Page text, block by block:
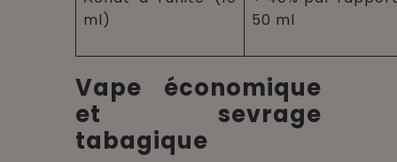
ml)
50 ml
Vape économique
et sevrage
tabagique